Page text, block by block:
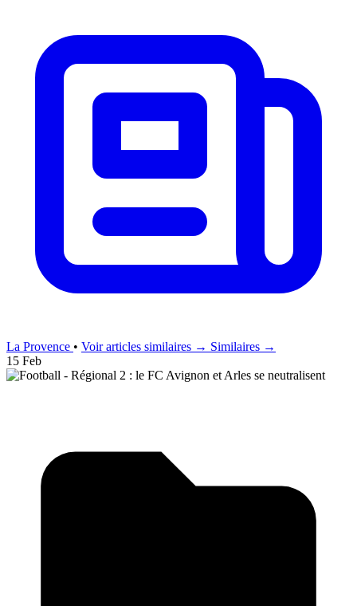
La Provence • Voir articles similaires → Similaires →
15 Feb